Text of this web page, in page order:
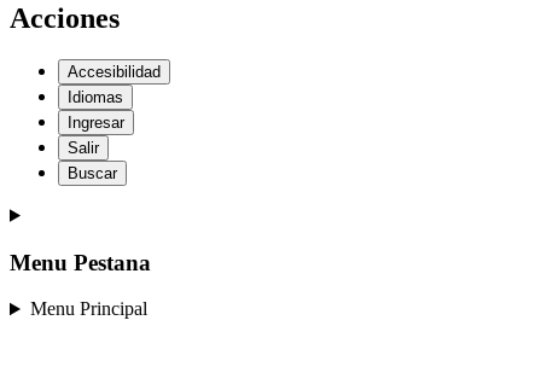
Acciones
Accesibilidad
Idiomas
Ingresar
Salir
Buscar
Menu Pestana
Menu Principal